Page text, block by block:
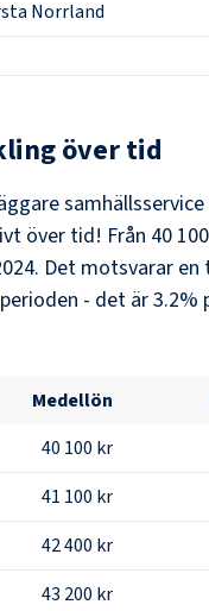
Norrland
över tid
över tid! Från 40
Det motsvarar
- det är 3.2%
Medellön
40 100 kr
41 100 kr
42 400 kr
43 200 kr